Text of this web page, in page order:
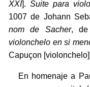
XXI]. Suite para
1007 de Johann
nom de Sacher, de
violonchelo en si
Capuçon
En homenaje a